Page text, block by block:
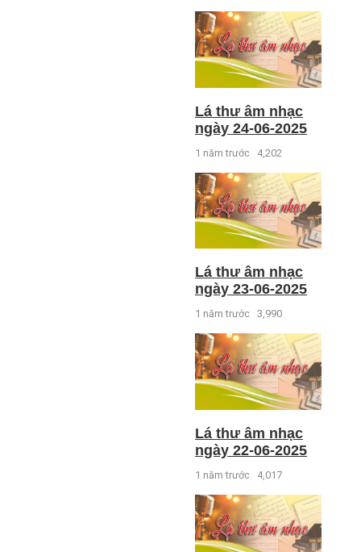
Lá thư âm nhạc
ngày 24-06-2025
1 năm trước 4,202
Lá thư âm nhạc
ngày 23-06-2025
1 năm trước 3,990
Lá thư âm nhạc
ngày 22-06-2025
1 năm trước 4,017